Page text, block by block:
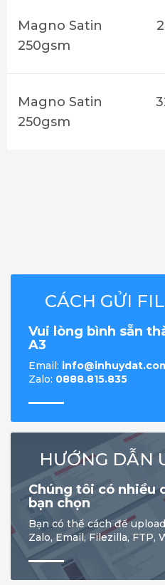
Magno Satin
250gsm
Magno Satin
250gsm
CÁCH GỬI
Vui lòng bình sẵn
A3
Email:
Zalo: 0888.815.835
HƯỚNG DẪN
Chúng tôi có nhiều
bạn chọn
Bạn có thể cách để
Zalo, Email, Filezilla, FTP,